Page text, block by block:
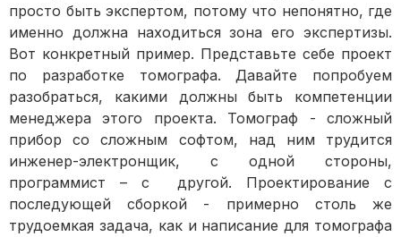
просто быть экспертом, потому что непонятно, где
именно должна находиться зона его экспертизы.
Вот конкретный пример. Представьте себе проект
по разработке томографа. Давайте попробуем
разобраться, какими должны быть компетенции
менеджера этого проекта. Томограф - сложный
прибор со сложным софтом, над ним трудится
инженер-электронщик, с одной стороны,
программист – с другой. Проектирование с
последующей сборкой - примерно столь же
трудоемкая задача, как и написание для томографа